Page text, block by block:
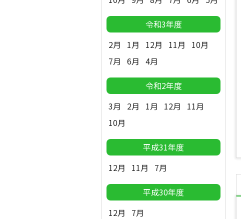
令和3年度
2月
1月 12月 11月
10月
7月 6月 4月
令和2年度
3月
2月 1月 12月
11月
10月
平成31年度
12月
11月 7月
平成30年度
12月
7月